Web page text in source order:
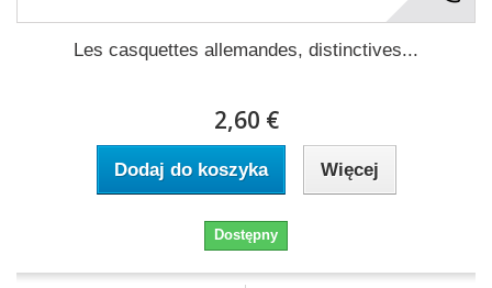
Les casquettes allemandes, distinctives...
2,60 €
Dodaj do koszyka Więcej
Dostępny